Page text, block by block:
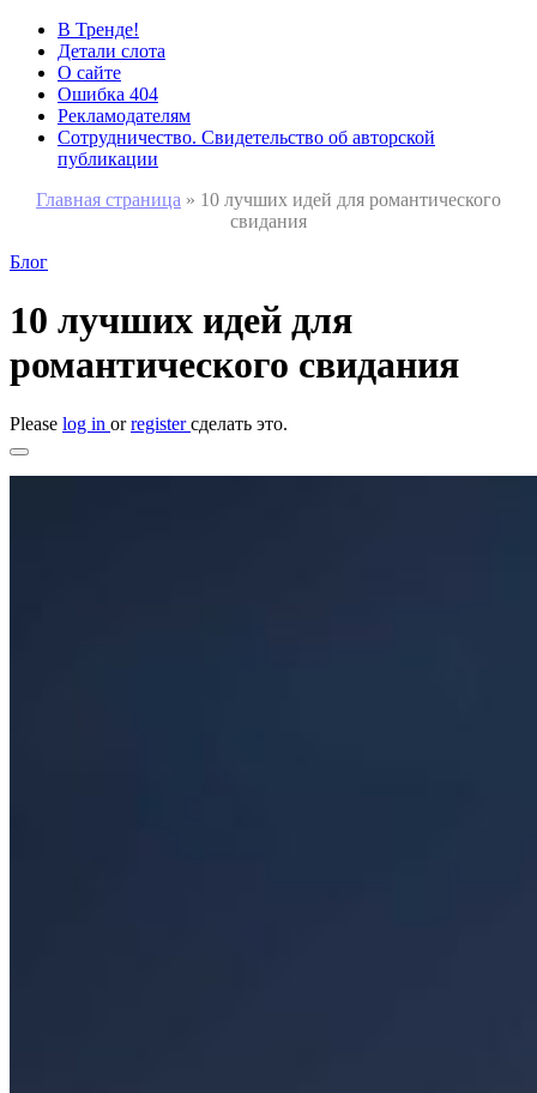
В Тренде!
Детали слота
О сайте
Ошибка 404
Рекламодателям
Сотрудничество. Свидетельство об авторской
публикации
Главная страница » 10 лучших идей для романтического
свидания
Блог
10 лучших идей для
романтического свидания
Please log in orregisterсделать это.